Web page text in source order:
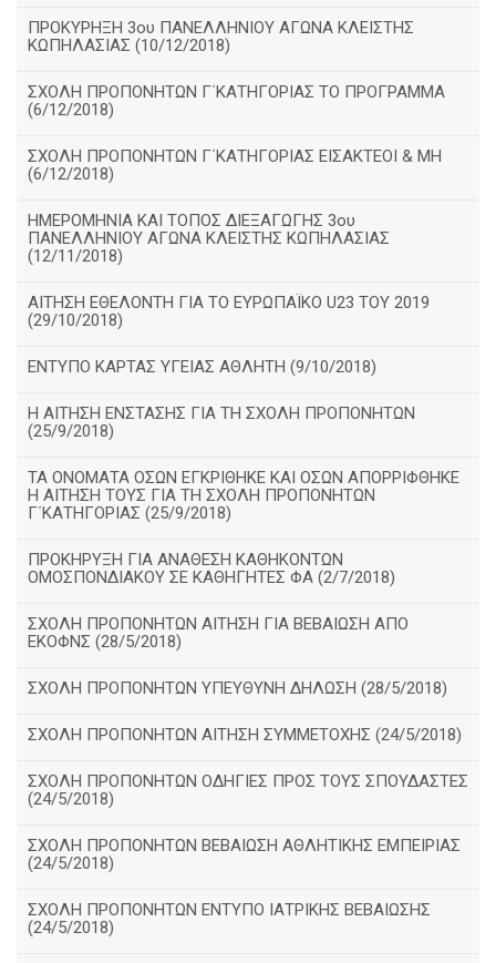
ΠΡΟΚΥΡΗΞΗ 3ου ΠΑΝΕΛΛΗΝΙΟΥ ΑΓΩΝΑ ΚΛΕΙΣΤΗΣ
ΚΩΠΗΛΑΣΙΑΣ (10/12/2018)
ΣΧΟΛΗ ΠΡΟΠΟΝΗΤΩΝ Γ΄ΚΑΤΗΓΟΡΙΑΣ ΤΟ ΠΡΟΓΡΑΜΜΑ
(6/12/2018)
ΣΧΟΛΗ ΠΡΟΠΟΝΗΤΩΝ Γ΄ΚΑΤΗΓΟΡΙΑΣ ΕΙΣΑΚΤΕΟΙ & ΜΗ
(6/12/2018)
ΗΜΕΡΟΜΗΝΙΑ ΚΑΙ ΤΟΠΟΣ ΔΙΕΞΑΓΩΓΗΣ 3ου
ΠΑΝΕΛΛΗΝΙΟΥ ΑΓΩΝΑ ΚΛΕΙΣΤΗΣ ΚΩΠΗΛΑΣΙΑΣ
(12/11/2018)
ΑΙΤΗΣΗ ΕΘΕΛΟΝΤΗ ΓΙΑ ΤΟ ΕΥΡΩΠΑΪΚΟ U23 ΤΟΥ 2019
(29/10/2018)
ΕΝΤΥΠΟ ΚΑΡΤΑΣ ΥΓΕΙΑΣ ΑΘΛΗΤΗ (9/10/2018)
Η ΑΙΤΗΣΗ ΕΝΣΤΑΣΗΣ ΓΙΑ ΤΗ ΣΧΟΛΗ ΠΡΟΠΟΝΗΤΩΝ
(25/9/2018)
ΤΑ ΟΝΟΜΑΤΑ ΟΣΩΝ ΕΓΚΡΙΘΗΚΕ ΚΑΙ ΟΣΩΝ ΑΠΟΡΡΙΦΘΗΚΕ
Η ΑΙΤΗΣΗ ΤΟΥΣ ΓΙΑ ΤΗ ΣΧΟΛΗ ΠΡΟΠΟΝΗΤΩΝ
Γ΄ΚΑΤΗΓΟΡΙΑΣ (25/9/2018)
ΠΡΟΚΗΡΥΞΗ ΓΙΑ ΑΝΑΘΕΣΗ ΚΑΘΗΚΟΝΤΩΝ
ΟΜΟΣΠΟΝΔΙΑΚΟΥ ΣΕ ΚΑΘΗΓΗΤΕΣ ΦΑ (2/7/2018)
ΣΧΟΛΗ ΠΡΟΠΟΝΗΤΩΝ ΑΙΤΗΣΗ ΓΙΑ ΒΕΒΑΙΩΣΗ ΑΠΟ
ΕΚΟΦΝΣ (28/5/2018)
ΣΧΟΛΗ ΠΡΟΠΟΝΗΤΩΝ ΥΠΕΥΘΥΝΗ ΔΗΛΩΣΗ (28/5/2018)
ΣΧΟΛΗ ΠΡΟΠΟΝΗΤΩΝ ΑΙΤΗΣΗ ΣΥΜΜΕΤΟΧΗΣ (24/5/2018)
ΣΧΟΛΗ ΠΡΟΠΟΝΗΤΩΝ ΟΔΗΓΙΕΣ ΠΡΟΣ ΤΟΥΣ ΣΠΟΥΔΑΣΤΕΣ
(24/5/2018)
ΣΧΟΛΗ ΠΡΟΠΟΝΗΤΩΝ ΒΕΒΑΙΩΣΗ ΑΘΛΗΤΙΚΗΣ ΕΜΠΕΙΡΙΑΣ
(24/5/2018)
ΣΧΟΛΗ ΠΡΟΠΟΝΗΤΩΝ ΕΝΤΥΠΟ ΙΑΤΡΙΚΗΣ ΒΕΒΑΙΩΣΗΣ
(24/5/2018)